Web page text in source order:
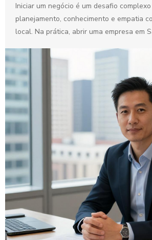
Iniciar um negócio é um desafio
planejamento, conhecimento e empatia
local. Na prática, abrir uma empresa em